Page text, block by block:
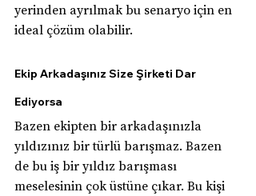
yerinden ayrılmak bu senaryo için en
ideal çözüm olabilir.
Ekip Arkadaşınız Size Şirketi Dar
Ediyorsa
Bazen ekipten bir arkadaşınızla
yıldızınız bir türlü barışmaz. Bazen
de bu iş bir yıldız barışması
meselesinin çok üstüne çıkar. Bu kişi